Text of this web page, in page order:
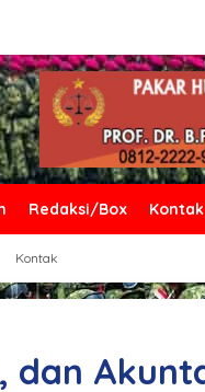
Redaksi/Box Kontak
Kontak
dan